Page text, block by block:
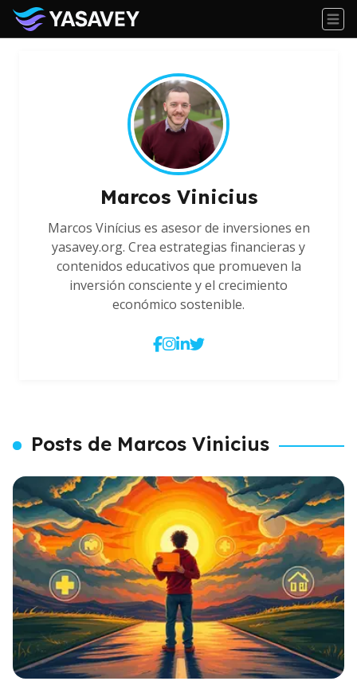
Marcos Vinicius
Marcos Vinícius es asesor de inversiones en
yasavey.org. Crea estrategias financieras y
contenidos educativos que promueven la
inversión consciente y el crecimiento
económico sostenible.
Posts de Marcos Vinicius